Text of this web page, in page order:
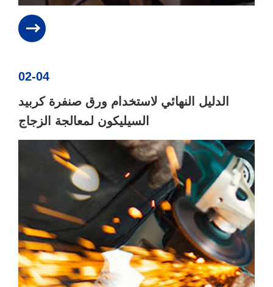
02-04
الدليل النهائي لاستخدام ورق صنفرة كربيد
السيليكون لمعالجة الزجاج